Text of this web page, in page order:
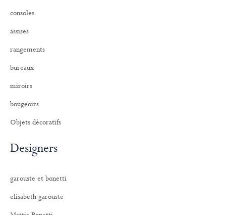
consoles
assises
rangements
bureaux
miroirs
bougeoirs
Objets décoratifs
Designers
garouste et bonetti
elisabeth garouste